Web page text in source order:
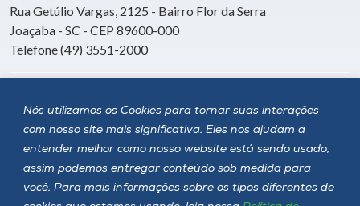
Nós utilizamos os Cookies para tornar suas interações
com nosso site mais significativa. Eles nos ajudam a
entender melhor como nosso website está sendo usado,
assim podemos entregar conteúdo sob medida para
você. Para mais informações sobre os tipos diferentes de
Rua Getúlio Vargas, 2125 - Bairro Flor da Serra
Joaçaba - SC - CEP 89600-000
Telefone (49) 3551-2000
Siga a Unoesc